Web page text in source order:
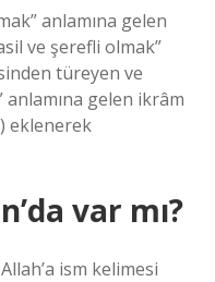
anlamına gelen
ve şerefli olmak”
türeyen ve
gelen ikrâm
eklenerek
var mı?
ism kelimesi